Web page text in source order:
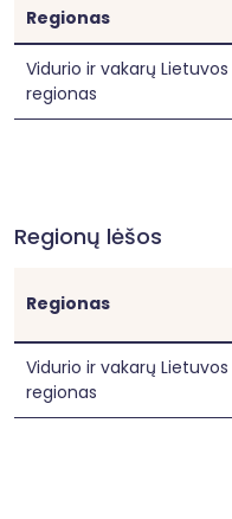
Regionas
Vidurio ir vakarų Lietuvos
regionas
Regionų lėšos
Regionas
Vidurio ir vakarų Lietuvos
regionas